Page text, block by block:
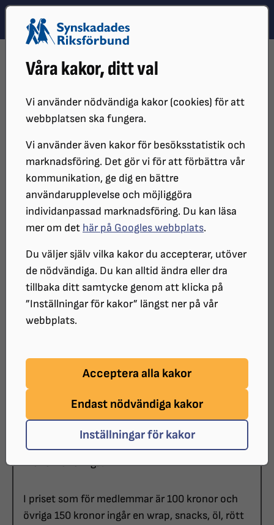
Våra kakor, ditt val
Vi använder nödvändiga kakor (cookies) för att
webbplatsen ska fungera.
Vi använder även kakor för besöksstatistik och
marknadsföring. Det gör vi för att förbättra vår
kommunikation, ge dig en bättre
användarupplevelse och möjliggöra
individanpassad marknadsföring. Du kan läsa
mer om det här på Googles webbplats.
Du väljer själv vilka kakor du accepterar, utöver
de nödvändiga. Du kan alltid ändra eller dra
tillbaka ditt samtycke genom att klicka på
”Inställningar för kakor” längst ner på vår
webbplats.
Acceptera alla kakor
Endast nödvändiga kakor
Inställningar för kakor
Hoppa till innehåll
Hoppa till hitta snabbt
DISTRIKT
SRF STOCKHOLM GOTLAND
21 AUGUSTI 2026 PUBKVÄLL I FÖRENINGSLOKALEN
Pubkväll i föreningslokalen 21
augusti
SRF Huddinge bjuder in till Pubkväll i
föreningslokalen
DATUM:
2026-08-21 klockan 17:00
PLATS:
SRF Huddinge
SISTA ANMÄLNINGSDATUM:
2026-08-16
100 kronor för medlemmar i SRF Huddinge. 150
kronor för övriga.
I priset som för medlemmar är 100 kronor och
övriga 150 kronor ingår en wrap, snacks, öl, rött